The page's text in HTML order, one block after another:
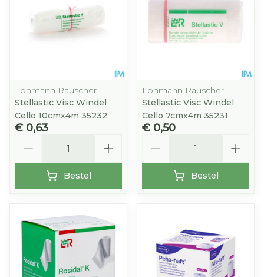
Lohmann Rauscher
Stellastic Visc Windel
Cello 10cmx4m 35232
€ 0,63
Bestel
Lohmann Rauscher
Stellastic Visc Windel
Cello 7cmx4m 35231
€ 0,50
Bestel